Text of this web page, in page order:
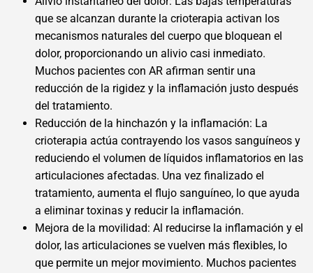
que se alcanzan durante la crioterapia activan los
mecanismos naturales del cuerpo que bloquean el
dolor, proporcionando un alivio casi inmediato.
Muchos pacientes con AR afirman sentir una
reducción de la rigidez y la inflamación justo después
del tratamiento.
Reducción de la hinchazón y la inflamación: La
crioterapia actúa contrayendo los vasos sanguíneos y
reduciendo el volumen de líquidos inflamatorios en las
articulaciones afectadas. Una vez finalizado el
tratamiento, aumenta el flujo sanguíneo, lo que ayuda
a eliminar toxinas y reducir la inflamación.
Mejora de la movilidad: Al reducirse la inflamación y el
dolor, las articulaciones se vuelven más flexibles, lo
que permite un mejor movimiento. Muchos pacientes